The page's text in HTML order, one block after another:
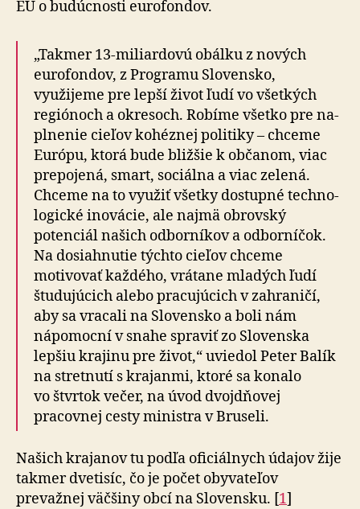
EÚ o budúcnosti euro­fondov.
„Takmer 13-miliardovú obálku z nových
euro­fondov, z Programu Slovensko,
využijeme pre lepší život ľudí vo všetkých
regiónoch a okresoch. Robíme všetko pre na­
pl­ne­nie cieľov kohéznej politiky – chceme
Európu, ktorá bude bližšie k občanom, viac
prepojená, smart, sociálna a viac zelená.
Chceme na to využiť všetky dostupné tech­no­
lo­gické inovácie, ale najmä obrovský
potenciál našich odborníkov a odborníčok.
Na do­siah­nu­tie týchto cieľov chceme
motivovať každého, vrátane mladých ľudí
študujúcich alebo pracujúcich v za­hra­ni­čí,
aby sa vracali na Slo­ven­sko a boli nám
nápomocní v snahe spraviť zo Slo­ven­ska
lepšiu krajinu pre život,“ uviedol Peter Balík
na stret­nutí s kra­janmi, ktoré sa konalo
vo štvrtok večer, na úvod dvoj­dňovej
pracovnej cesty ministra v Bruseli.
Našich krajanov tu podľa oficiálnych údajov žije
takmer dve­tisíc, čo je počet oby­va­te­ľov
prevažnej väčšiny obcí na Slo­ven­sku. [1]